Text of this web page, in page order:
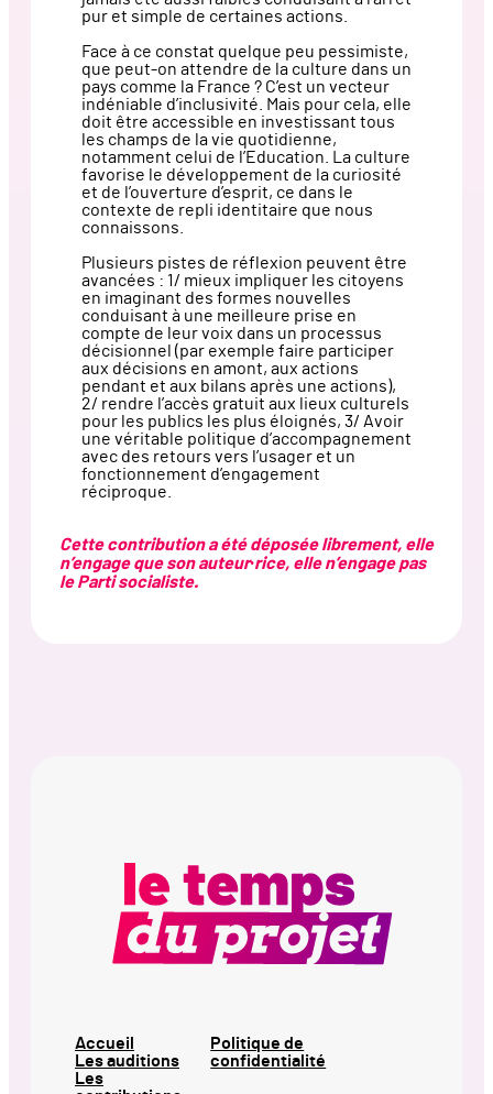
pur et simple de certaines actions.
Face à ce constat quelque peu pessimiste,
que peut-on attendre de la culture dans un
pays comme la France ? C’est un vecteur
indéniable d’inclusivité. Mais pour cela, elle
doit être accessible en investissant tous
les champs de la vie quotidienne,
notamment celui de l’Education. La culture
favorise le développement de la curiosité
et de l’ouverture d’esprit, ce dans le
contexte de repli identitaire que nous
connaissons.
Plusieurs pistes de réflexion peuvent être
avancées : 1/ mieux impliquer les citoyens
en imaginant des formes nouvelles
conduisant à une meilleure prise en
compte de leur voix dans un processus
décisionnel (par exemple faire participer
aux décisions en amont, aux actions
pendant et aux bilans après une actions),
2/ rendre l’accès gratuit aux lieux culturels
pour les publics les plus éloignés, 3/ Avoir
une véritable politique d’accompagnement
avec des retours vers l’usager et un
fonctionnement d’engagement
réciproque.
Cette contribution a été déposée librement, elle
n’engage que son auteur·rice, elle n’engage pas
le Parti socialiste.
Accueil
Les auditions
Les
Politique de
confidentialité